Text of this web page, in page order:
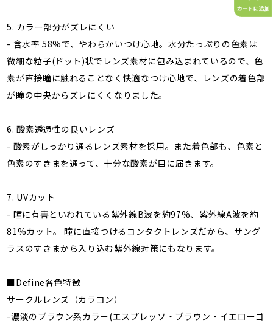
5. カラー部分がズレにくい
- 含水率 58%で、やわらかいつけ心地。水分たっぷりの色素は
微細な粒子(ドット)状でレンズ素材に包み込まれているので、色
素が直接瞳に触れることなく快適なつけ心地で、レンズの着色部
が瞳の中央からズレにくくなりました。
6. 酸素透過性の良いレンズ
- 酸素がしっかり通るレンズ素材を採用。また着色部も、色素と
色素のすきまを通って、十分な酸素が目に届きます。
7. UVカット
- 瞳に有害といわれている紫外線B波を約97%、紫外線A波を約
81%カット。 瞳に直接つけるコンタクトレンズだから、サング
ラスのすきまから入り込む紫外線対策にもなります。
■Define各色特徴
サークルレンズ（カラコン）
-濃淡のブラウン系カラー(エスプレッソ・ブラウン・イエローゴ